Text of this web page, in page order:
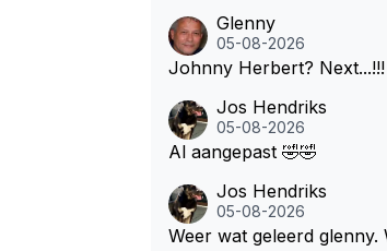
Glenny
05-08-2026
Johnny Herbert? Next...!!!
Jos Hendriks
05-08-2026
Al aangepast 🤣🤣
Jos Hendriks
05-08-2026
Weer wat geleerd glenny.